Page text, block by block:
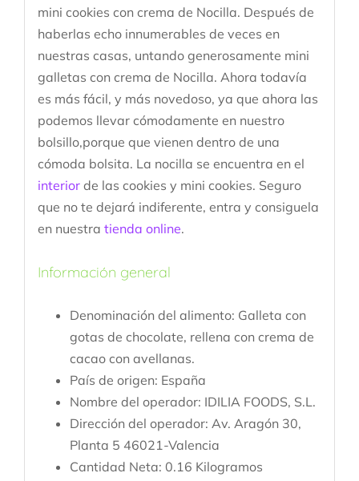
mini cookies con crema de Nocilla. Después de
haberlas echo innumerables de veces en
nuestras casas, untando generosamente mini
galletas con crema de Nocilla. Ahora todavía
es más fácil, y más novedoso, ya que ahora las
podemos llevar cómodamente en nuestro
bolsillo,porque que vienen dentro de una
cómoda bolsita. La nocilla se encuentra en el
interiorde las cookies y mini cookies. Seguro
que no te dejará indiferente, entra y consiguela
en nuestra tienda online.
Información general
Denominación del alimento: Galleta con
gotas de chocolate, rellena con crema de
cacao con avellanas.
País de origen: España
Nombre del operador: IDILIA FOODS, S.L.
Dirección del operador: Av. Aragón 30,
Planta 5 46021-Valencia
Cantidad Neta: 0.16 Kilogramos